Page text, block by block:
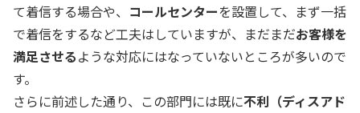
て着信する場合や、 コールセンターを設置して、まず一括
で着信をするなど工夫はしていますが、まだまだお客様を
満足させるような対応にはなっていないところが多いので
す。
さらに前述した通り、この部門には既に不利（ディスアド